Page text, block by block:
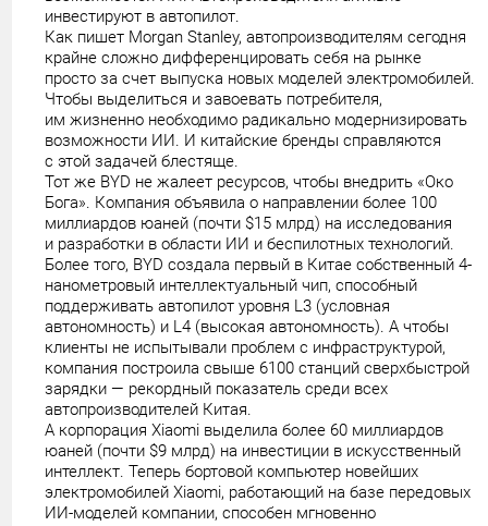
инвестируют в автопилот.
Как пишет Morgan Stanley, автопроизводителям сегодня
крайне сложно дифференцировать себя на рынке
просто за счет выпуска новых моделей электромобилей.
Чтобы выделиться и завоевать потребителя,
им жизненно необходимо радикально модернизировать
возможности ИИ. И китайские бренды справляются
с этой задачей блестяще.
Тот же BYD не жалеет ресурсов, чтобы внедрить «Око
Бога». Компания объявила о направлении более 100
миллиардов юаней (почти $15 млрд) на исследования
и разработки в области ИИ и беспилотных технологий.
Более того, BYD создала первый в Китае собственный 4-
нанометровый интеллектуальный чип, способный
поддерживать автопилот уровня L3 (условная
автономность) и L4 (высокая автономность). А чтобы
клиенты не испытывали проблем с инфраструктурой,
компания построила свыше 6100 станций сверхбыстрой
зарядки — рекордный показатель среди всех
автопроизводителей Китая.
А корпорация Xiaomi выделила более 60 миллиардов
юаней (почти $9 млрд) на инвестиции в искусственный
интеллект. Теперь бортовой компьютер новейших
электромобилей Xiaomi, работающий на базе передовых
ИИ-моделей компании, способен мгновенно